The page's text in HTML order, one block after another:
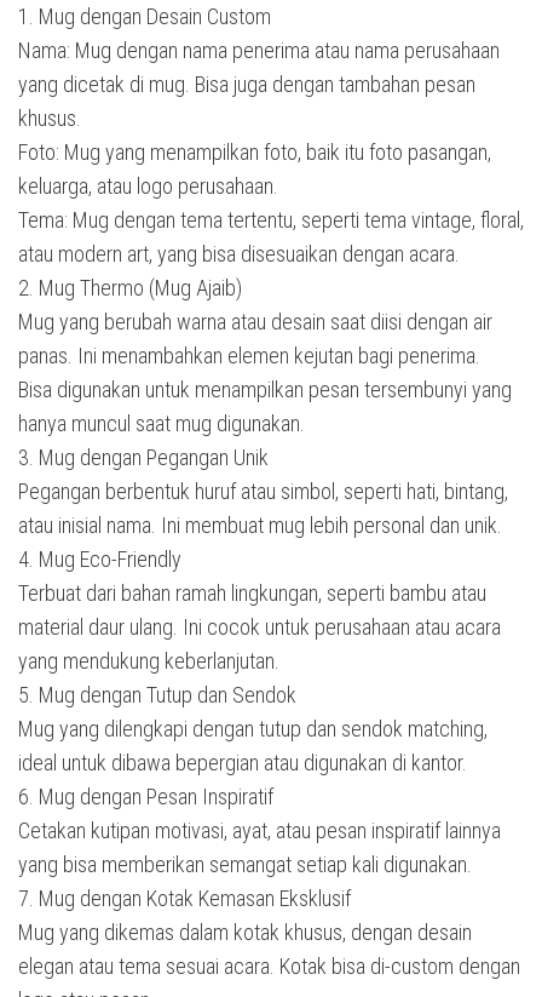
1. Mug dengan Desain Custom
Nama: Mug dengan nama penerima atau nama perusahaan
yang dicetak di mug. Bisa juga dengan tambahan pesan
khusus.
Foto: Mug yang menampilkan foto, baik itu foto pasangan,
keluarga, atau logo perusahaan.
Tema: Mug dengan tema tertentu, seperti tema vintage, floral,
atau modern art, yang bisa disesuaikan dengan acara.
2. Mug Thermo (Mug Ajaib)
Mug yang berubah warna atau desain saat diisi dengan air
panas. Ini menambahkan elemen kejutan bagi penerima.
Bisa digunakan untuk menampilkan pesan tersembunyi yang
hanya muncul saat mug digunakan.
3. Mug dengan Pegangan Unik
Pegangan berbentuk huruf atau simbol, seperti hati, bintang,
atau inisial nama. Ini membuat mug lebih personal dan unik.
4. Mug Eco-Friendly
Terbuat dari bahan ramah lingkungan, seperti bambu atau
material daur ulang. Ini cocok untuk perusahaan atau acara
yang mendukung keberlanjutan.
5. Mug dengan Tutup dan Sendok
Mug yang dilengkapi dengan tutup dan sendok matching,
ideal untuk dibawa bepergian atau digunakan di kantor.
6. Mug dengan Pesan Inspiratif
Cetakan kutipan motivasi, ayat, atau pesan inspiratif lainnya
yang bisa memberikan semangat setiap kali digunakan.
7. Mug dengan Kotak Kemasan Eksklusif
Mug yang dikemas dalam kotak khusus, dengan desain
elegan atau tema sesuai acara. Kotak bisa di-custom dengan